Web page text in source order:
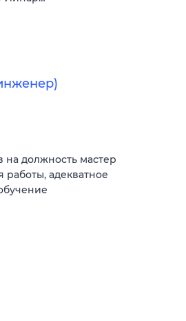
должность мастер
адекватное